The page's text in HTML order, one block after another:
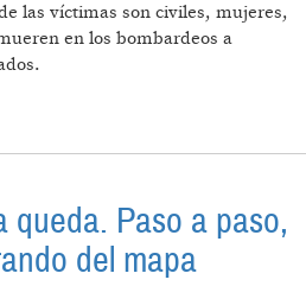
las víctimas son civiles, mujeres,
en los bombardeos a
LAS CUESTIONA"
queda. Paso a paso,
del mapa